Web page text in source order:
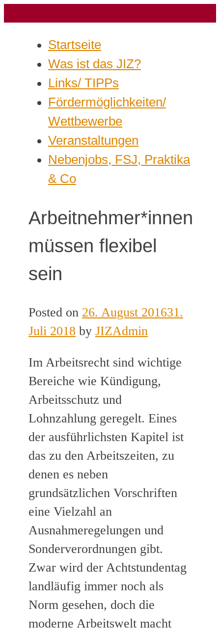
Startseite
Was ist das JIZ?
Links/ TIPPs
Fördermöglichkeiten/
Wettbewerbe
Veranstaltungen
Nebenjobs, FSJ, Praktika
& Co
Arbeitnehmer*innen
müssen flexibel
sein
Posted on 26. August 201631.
Juli 2018 by JIZAdmin
Im Arbeitsrecht sind wichtige
Bereiche wie Kündigung,
Arbeitsschutz und
Lohnzahlung geregelt. Eines
der ausführlichsten Kapitel ist
das zu den Arbeitszeiten, zu
denen es neben
grundsätzlichen Vorschriften
eine Vielzahl an
Ausnahmeregelungen und
Sonderverordnungen gibt.
Zwar wird der Achtstundentag
landläufig immer noch als
Norm gesehen, doch die
moderne Arbeitswelt macht